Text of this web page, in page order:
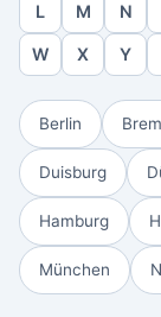
L M N
W X Y
Berlin
Duisburg
Hamburg
München